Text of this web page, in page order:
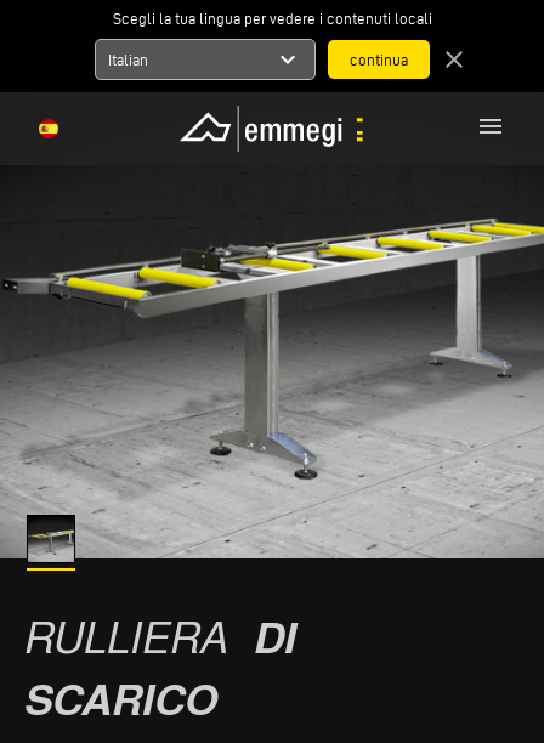
Scegli la tua lingua per vedere i contenuti locali
Italian expand_more close
menu
RULLIERA DI
SCARICO